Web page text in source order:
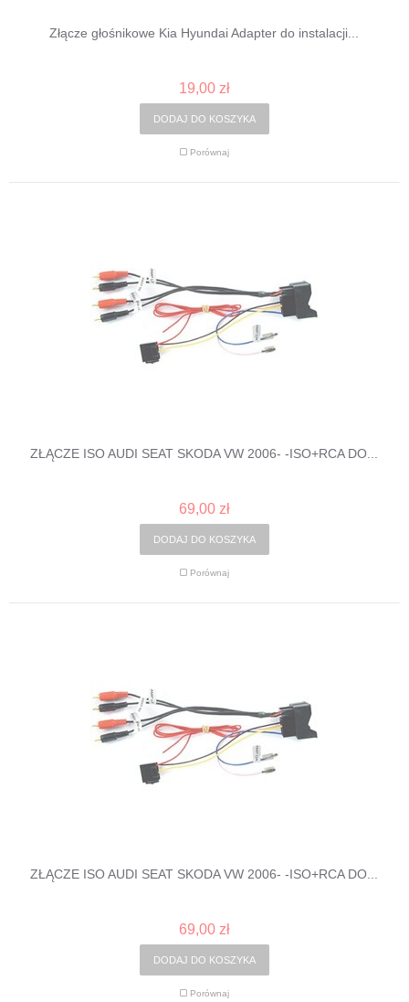
Złącze głośnikowe Kia Hyundai Adapter do instalacji...
19,00 zł
DODAJ DO KOSZYKA
Porównaj
ZŁĄCZE ISO AUDI SEAT SKODA VW 2006- -ISO+RCA DO...
69,00 zł
DODAJ DO KOSZYKA
Porównaj
ZŁĄCZE ISO AUDI SEAT SKODA VW 2006- -ISO+RCA DO...
69,00 zł
DODAJ DO KOSZYKA
Porównaj